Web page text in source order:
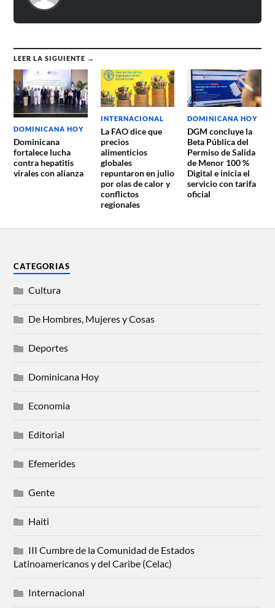
LEER LA SIGUIENTE →
DOMINICANA HOY
Dominicana
fortalece lucha
contra hepatitis
virales con alianza
INTERNACIONAL
La FAO dice que
precios
alimenticios
globales
repuntaron en julio
por olas de calor y
conflictos
regionales
DOMINICANA HOY
DGM concluye la
Beta Pública del
Permiso de Salida
de Menor 100 %
Digital e inicia el
servicio con tarifa
oficial
CATEGORIAS
Cultura
De Hombres, Mujeres y Cosas
Deportes
Dominicana Hoy
Economia
Editorial
Efemerides
Gente
Haiti
III Cumbre de la Comunidad de Estados
Latinoamericanos y del Caribe (Celac)
Internacional